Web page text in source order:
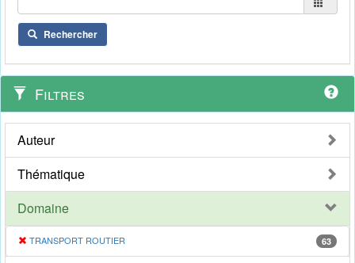
Rechercher
Filtres
Auteur
Thématique
Domaine
TRANSPORT ROUTIER 63